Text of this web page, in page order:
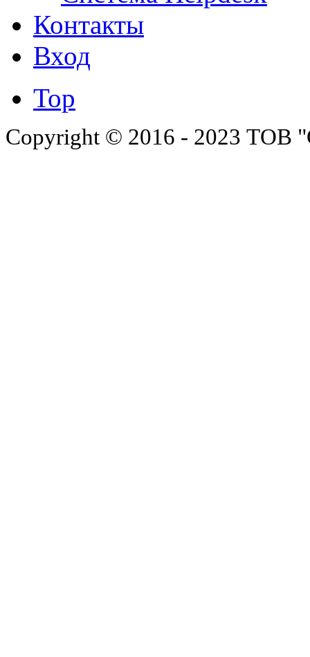
Контакты
Вход
Top
Copyright © 2016 - 2023 ТОВ